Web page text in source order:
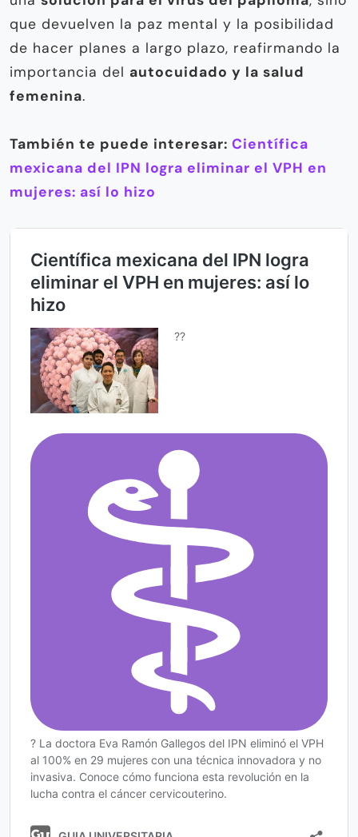
que devuelven la paz mental y la posibilidad
de hacer planes a largo plazo, reafirmando la
importancia del autocuidado y la salud
femenina.
También te puede interesar: Científica
mexicana del IPN logra eliminar el VPH en
mujeres: así lo hizo